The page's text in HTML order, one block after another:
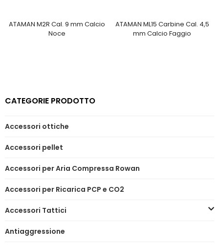
ATAMAN M2R Cal. 9 mm Calcio
Noce
ATAMAN ML15 Carbine Cal. 4,5
mm Calcio Faggio
CATEGORIE PRODOTTO
Accessori ottiche
Accessori pellet
Accessori per Aria Compressa Rowan
Accessori per Ricarica PCP e CO2
Accessori Tattici
Antiaggressione